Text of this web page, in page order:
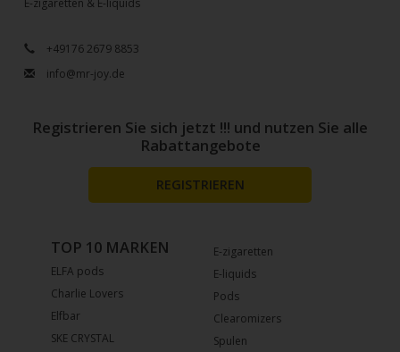
+49176 2679 8853
info@mr-joy.de
E-zigaretten
E-liquids
Pods
Clearomizers
Spulen
TOP 10 MARKEN
ELFA pods
Charlie Lovers
Elfbar
SKE CRYSTAL
Registrieren Sie sich jetzt !!! und nutzen Sie alle
Rabattangebote
REGISTRIEREN